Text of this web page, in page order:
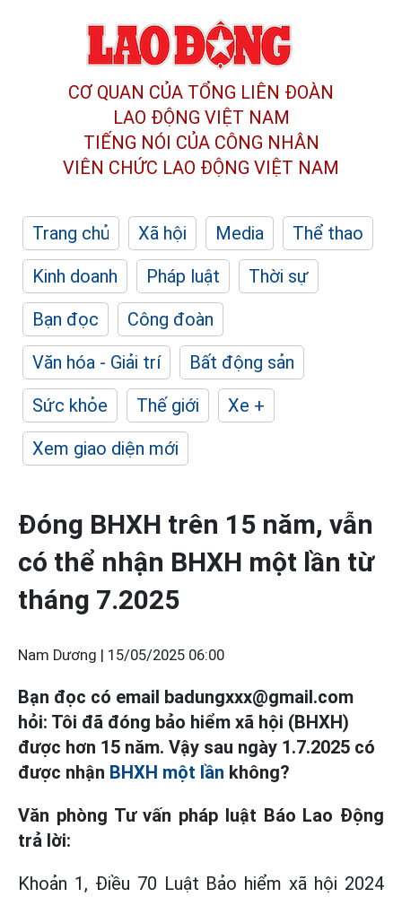
CƠ QUAN CỦA TỔNG LIÊN ĐOÀN
LAO ĐỘNG VIỆT NAM
TIẾNG NÓI CỦA CÔNG NHÂN
VIÊN CHỨC LAO ĐỘNG VIỆT NAM
Trang chủ Xã hội Media
Thể thao
Kinh doanh
Pháp luật
Thời sự
Bạn đọc
Công đoàn
Văn hóa - Giải trí
Bất động sản
Sức khỏe
Thế giới
Xe +
Xem giao diện mới
Đóng BHXH trên 15 năm, vẫn
có thể nhận BHXH một lần từ
tháng 7.2025
Nam Dương | 15/05/2025 06:00
Bạn đọc có email badungxxx@gmail.com
hỏi: Tôi đã đóng bảo hiểm xã hội (BHXH)
được hơn 15 năm. Vậy sau ngày 1.7.2025 có
được nhận BHXH một lần không?
Văn phòng Tư vấn pháp luật Báo Lao Động
trả lời:
Khoản 1, Điều 70 Luật Bảo hiểm xã hội 2024